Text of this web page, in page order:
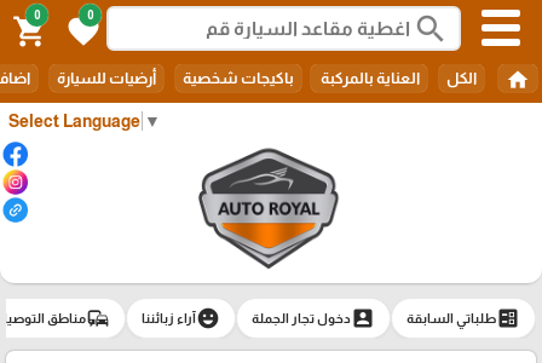
Select Language ▼
search
0
favorite
0
shopping_cart
home الكل العناية بالمركبة باكيجات شخصية أرضيات للسيارة
ballotطلباتي السابقة account_boxدخول تجار الجملة emoji_emotionsآراء زبائننا commuteمناطق